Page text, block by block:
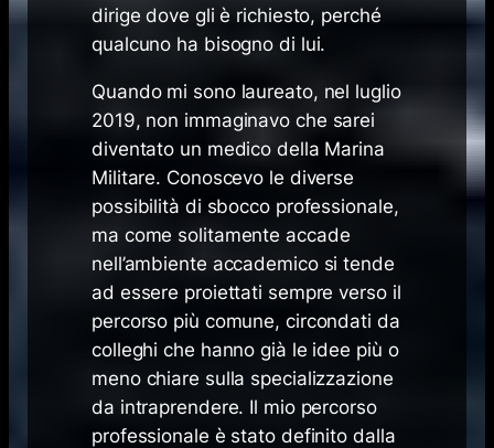
dirige dove gli è richiesto, perché
qualcuno ha bisogno di lui.
Quando mi sono laureato, nel luglio
2019, non immaginavo che sarei
diventato un medico della Marina
Militare. Conoscevo le diverse
possibilità di sbocco professionale,
ma come solitamente accade
nell’ambiente accademico si tende
ad essere proiettati sempre verso il
percorso più comune, circondati da
colleghi che hanno già le idee più o
meno chiare sulla specializzazione
da intraprendere. Il mio percorso
professionale è stato definito dalla